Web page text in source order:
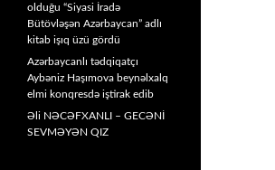
olduğu “Siyasi İradə
Bütövləşən Azərbaycan” adlı
kitab işıq üzü gördü
Azərbaycanlı tədqiqatçı
Aybəniz Haşımova beynəlxalq
elmi konqresdə iştirak edib
Əli NƏCƏFXANLI – GECƏNİ
SEVMƏYƏN QIZ